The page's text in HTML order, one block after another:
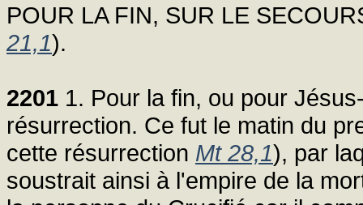
POUR LA FIN, SUR LE
21,1).
2201 1. Pour la fin, ou pour
résurrection. Ce fut le matin du
cette résurrection Mt 28,1), par
soustrait ainsi à l'empire de la